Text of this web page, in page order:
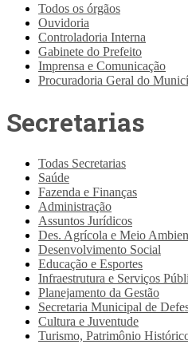
Todos os órgãos
Ouvidoria
Controladoria Interna
Gabinete do Prefeito
Imprensa e Comunicação
Procuradoria Geral do
Secretarias
Todas Secretarias
Saúde
Fazenda e Finanças
Administração
Assuntos Jurídicos
Des. Agrícola e Meio
Desenvolvimento Social
Educação e Esportes
Infraestrutura e Serviços
Planejamento da Gestão
Secretaria Municipal de
Cultura e Juventude
Turismo, Patrimônio